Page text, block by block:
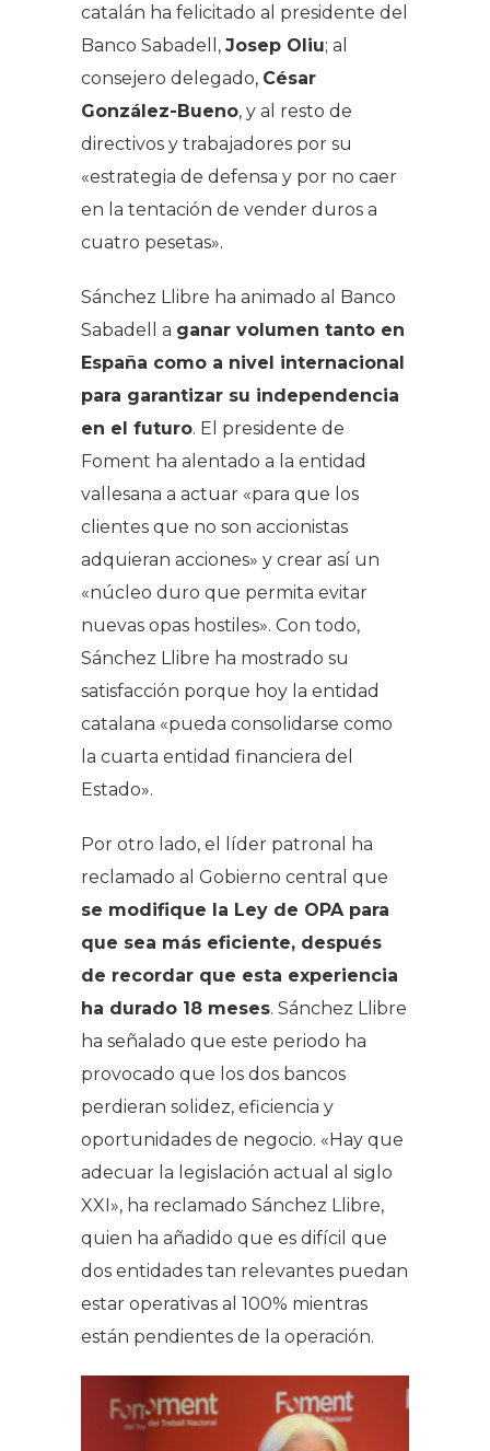
catalán ha felicitado al presidente del
Banco Sabadell, Josep Oliu; al
consejero delegado, César
González-Bueno, y al resto de
directivos y trabajadores por su
«estrategia de defensa y por no caer
en la tentación de vender duros a
cuatro pesetas».
Sánchez Llibre ha animado al Banco
Sabadell a ganar volumen tanto en
España como a nivel internacional
para garantizar su independencia
en el futuro. El presidente de
Foment ha alentado a la entidad
vallesana a actuar «para que los
clientes que no son accionistas
adquieran acciones» y crear así un
«núcleo duro que permita evitar
nuevas opas hostiles». Con todo,
Sánchez Llibre ha mostrado su
satisfacción porque hoy la entidad
catalana «pueda consolidarse como
la cuarta entidad financiera del
Estado».
Por otro lado, el líder patronal ha
reclamado al Gobierno central que
se modifique la Ley de OPA para
que sea más eficiente, después
de recordar que esta experiencia
ha durado 18 meses. Sánchez Llibre
ha señalado que este periodo ha
provocado que los dos bancos
perdieran solidez, eficiencia y
oportunidades de negocio. «Hay que
adecuar la legislación actual al siglo
XXI», ha reclamado Sánchez Llibre,
quien ha añadido que es difícil que
dos entidades tan relevantes puedan
estar operativas al 100% mientras
están pendientes de la operación.